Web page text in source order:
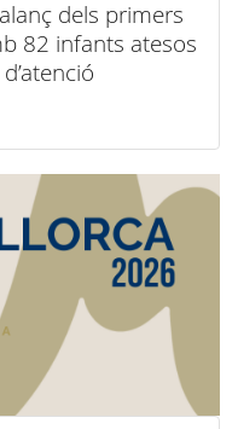
dels primers
82 infants atesos